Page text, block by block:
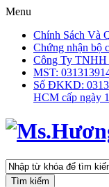
Menu
Chính Sách Và
Chứng nhận bộ
Công Ty TNHH
MST:
Số ĐKKD:
HCM cấp ngày
Tìm kiếm